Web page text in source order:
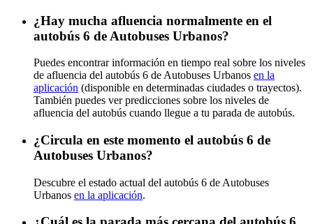
¿Hay mucha afluencia normalmente en el
autobús 6 de Autobuses Urbanos?
Puedes encontrar información en tiempo real sobre los niveles
de afluencia del autobús 6 de Autobuses Urbanos en la
aplicación (disponible en determinadas ciudades o trayectos).
También puedes ver predicciones sobre los niveles de
afluencia del autobús cuando llegue a tu parada de autobús.
¿Circula en este momento el autobús 6 de
Autobuses Urbanos?
Descubre el estado actual del autobús 6 de Autobuses
Urbanos en la aplicación.